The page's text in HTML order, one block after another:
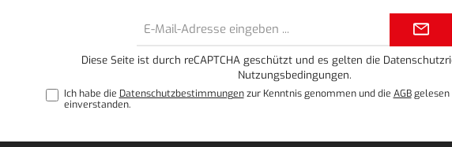
Mail-
Diese Seite ist durch reCAPTCHA geschützt und es gelten die
Nutzungsbedingungen.
Ich habe die Datenschutzbestimmungenzur Kenntnis genommen und die AGBgelesen
einverstanden.